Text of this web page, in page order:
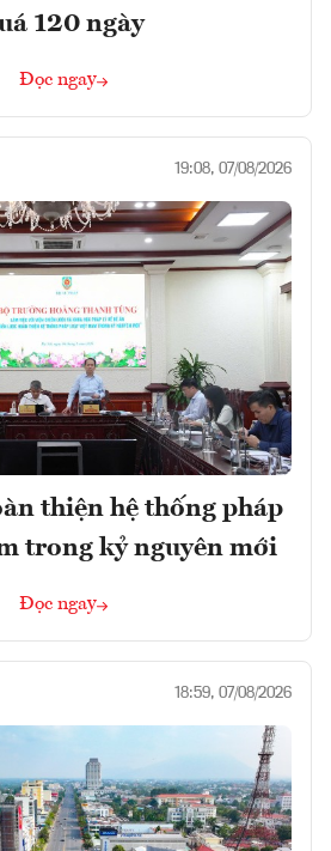
120 ngày
Đọc ngay
19:08, 07/08/2026
thiện hệ thống pháp
trong kỷ nguyên mới
Đọc ngay
18:59, 07/08/2026